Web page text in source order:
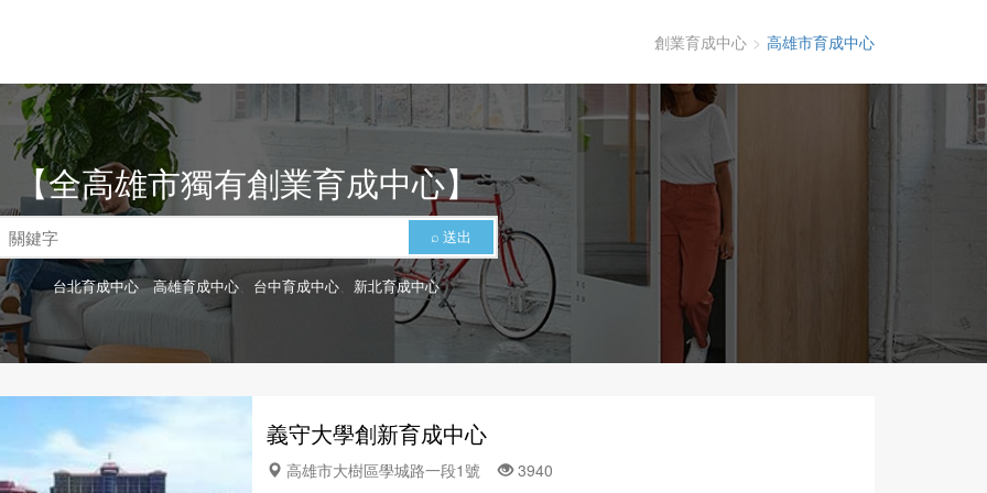
創業育成中心 高雄市育成中心
【全高雄市獨有創業育成中心】
⌕ 送出
台北育成中心、高雄育成中心 台中育成中心 新北育成中心
義守大學創新育成中心
高雄市大樹區學城路一段1號 3940